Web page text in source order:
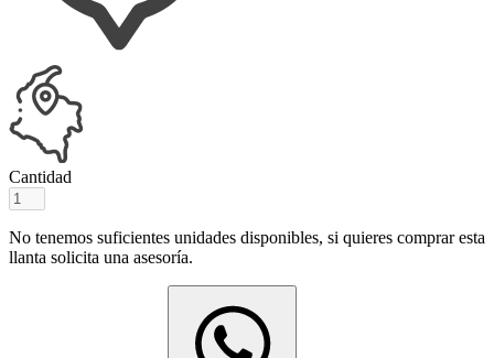
Cantidad
No tenemos suficientes unidades disponibles, si quieres comprar esta
llanta solicita una asesoría.